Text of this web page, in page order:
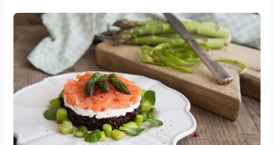
Tartare
Riso
Nero
Salmone
robiola
e